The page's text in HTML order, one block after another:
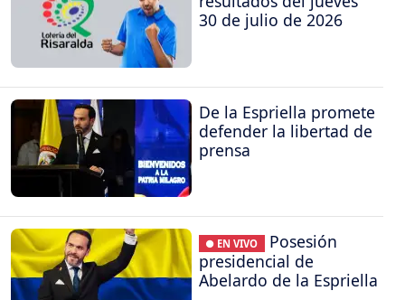
30 de julio de 2026
De la Espriella promete
defender la libertad de
prensa
● EN VIVO
Posesión
presidencial de
Abelardo de la Espriella